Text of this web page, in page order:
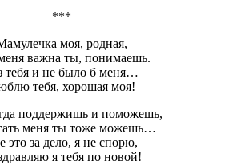
***
моя, родная,
важна ты, понимаешь.
тебя и не было б меня…
тебя, хорошая моя!
поддержишь и поможешь,
меня ты тоже можешь…
это за дело, я не спорю,
я тебя по новой!